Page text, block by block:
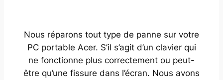
Nous réparons tout type de panne sur votre
PC portable Acer. S’il s’agit d’un clavier qui
ne fonctionne plus correctement ou peut-
être qu’une fissure dans l’écran. Nous avons